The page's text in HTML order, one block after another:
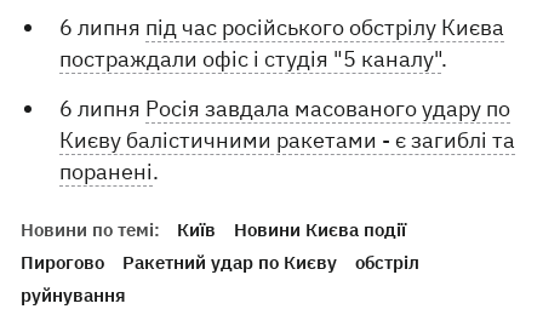
6 липня під час російського обстрілу Києва
постраждали офіс і студія "5 каналу".
6 липня Росія завдала масованого удару по
Києву балістичними ракетами - є загиблі та
поранені.
Новини по темі: Київ
Новини Києва події
Пирогово
Ракетний удар по Києву
обстріл
руйнування